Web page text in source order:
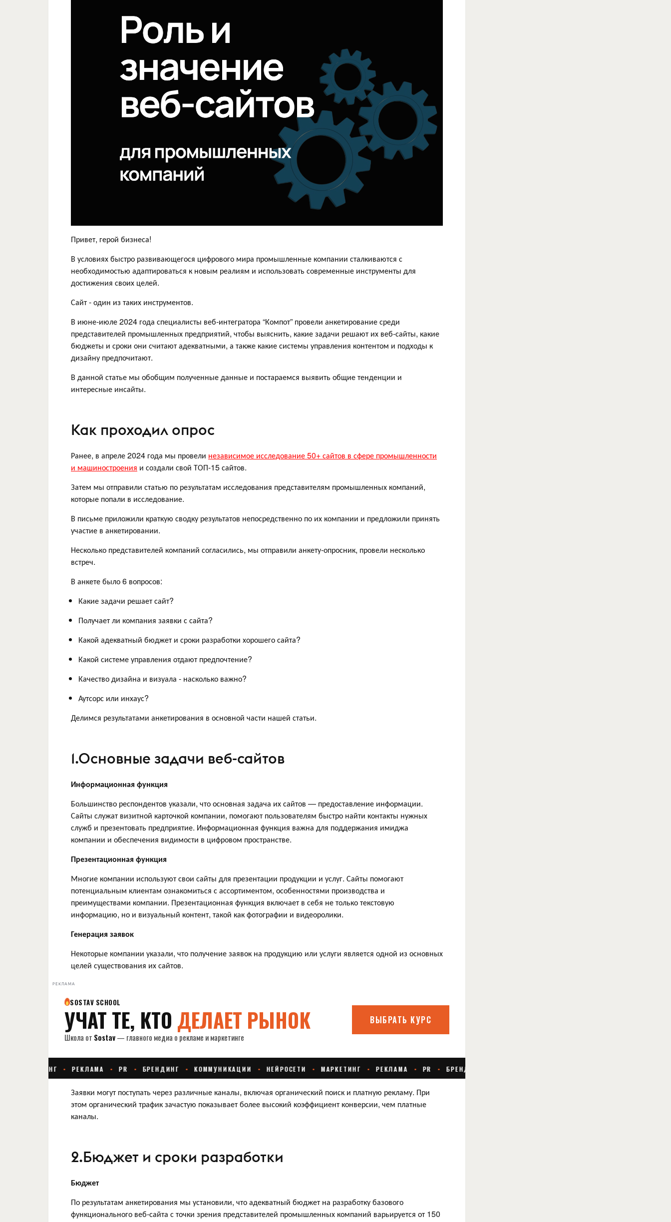
Привет, герой бизнеса!
В условиях быстро развивающегося цифрового мира промышленные компании сталкиваются с
необходимостью адаптироваться к новым реалиям и использовать современные инструменты для
достижения своих целей.
Сайт - один из таких инструментов.
В июне-июле 2024 года специалисты веб-интегратора “Компот” провели анкетирование среди
представителей промышленных предприятий, чтобы выяснить, какие задачи решают их веб-сайты, какие
бюджеты и сроки они считают адекватными, а также какие системы управления контентом и подходы к
дизайну предпочитают.
В данной статье мы обобщим полученные данные и постараемся выявить общие тенденции и
интересные инсайты.
Как проходил опрос
Ранее, в апреле 2024 года мы провели независимое исследование 50+ сайтов в сфере промышленности
и машиностроения и создали свой ТОП-15 сайтов.
Затем мы отправили статью по результатам исследования представителям промышленных компаний,
которые попали в исследование.
В письме приложили краткую сводку результатов непосредственно по их компании и предложили принять
участие в анкетировании.
Несколько представителей компаний согласились, мы отправили анкету-опросник, провели несколько
встреч.
В анкете было 6 вопросов:
Какие задачи решает сайт?
Получает ли компания заявки с сайта?
Какой адекватный бюджет и сроки разработки хорошего сайта?
Какой системе управления отдают предпочтение?
Качество дизайна и визуала - насколько важно?
Аутсорс или инхаус?
Делимся результатами анкетирования в основной части нашей статьи.
1.Основные задачи веб-сайтов
Информационная функция
Большинство респондентов указали, что основная задача их сайтов — предоставление информации.
Сайты служат визитной карточкой компании, помогают пользователям быстро найти контакты нужных
служб и презентовать предприятие. Информационная функция важна для поддержания имиджа
компании и обеспечения видимости в цифровом пространстве.
Презентационная функция
Многие компании используют свои сайты для презентации продукции и услуг. Сайты помогают
потенциальным клиентам ознакомиться с ассортиментом, особенностями производства и
преимуществами компании. Презентационная функция включает в себя не только текстовую
информацию, но и визуальный контент, такой как фотографии и видеоролики.
Генерация заявок
Некоторые компании указали, что получение заявок на продукцию или услуги является одной из основных
целей существования их сайтов.
РЕКЛАМА
Заявки могут поступать через различные каналы, включая органический поиск и платную рекламу. При
этом органический трафик зачастую показывает более высокий коэффициент конверсии, чем платные
каналы.
2.Бюджет и сроки разработки
Бюджет
По результатам анкетирования мы установили, что адекватный бюджет на разработку базового
функционального веб-сайта с точки зрения представителей промышленных компаний варьируется от 150